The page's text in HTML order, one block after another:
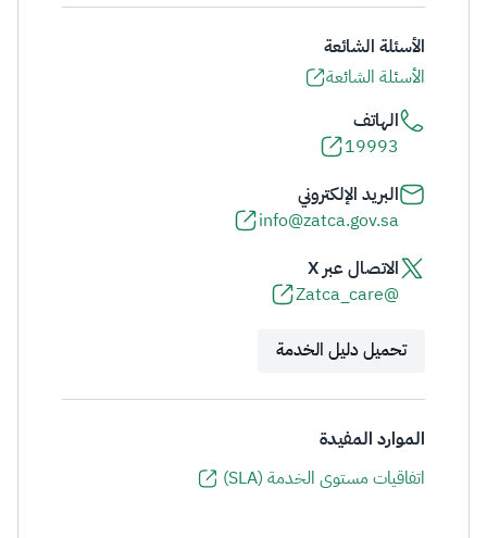
الأسئلة الشائعة
الأسئلة الشائعة
الهاتف
19993
البريد الإلكتروني
info@zatca.gov.sa
الاتصال عبر X
@Zatca_care
تحميل دليل الخدمة
الموارد المفيدة
اتفاقيات مستوى الخدمة (SLA)